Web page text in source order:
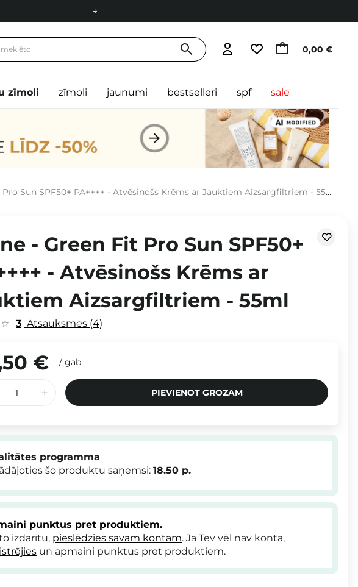
€ 0,00 €
zīmoli zīmoli jaunumi bestselleri spf sale
Sun SPF50+ PA++++ - Atvēsinošs Krēms ar Jauktiem Aizsargfiltriem - 55ml
- Green Fit Pro Sun SPF50+
- Atvēsinošs Krēms ar
Aizsargfiltriem - 55ml
3 Atsauksmes 4
€ / gab.
PIEVIENOT GROZAM
programma
šo produktu saņemsi: 18.50 p.
punktus pret produktiem.
izdarītu, pieslēdzies savam kontam. Ja Tev vēl nav konta,
un apmaini punktus pret produktiem.